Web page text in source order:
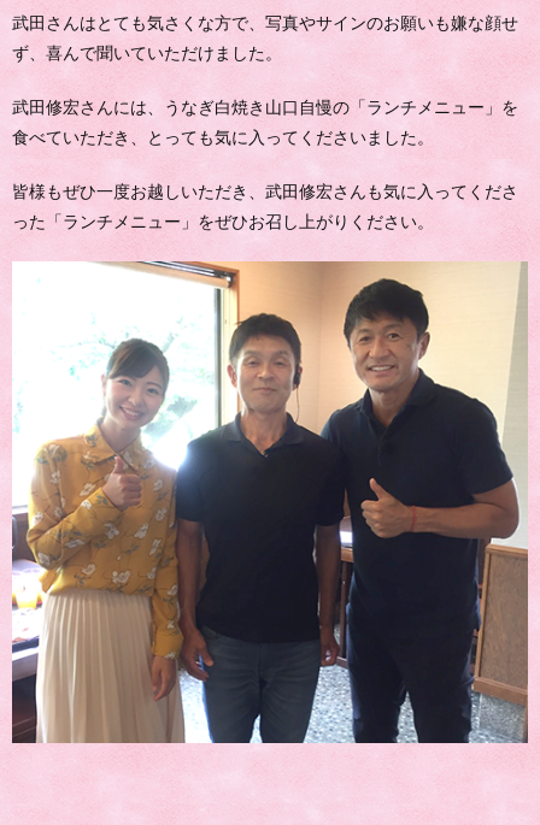
武田さんはとても気さくな方で、写真やサインのお願いも嫌な顔せ
ず、喜んで聞いていただけました。
武田修宏さんには、うなぎ白焼き山口自慢の「ランチメニュー」を
食べていただき、とっても気に入ってくださいました。
皆様もぜひ一度お越しいただき、武田修宏さんも気に入ってくださ
った「ランチメニュー」をぜひお召し上がりください。